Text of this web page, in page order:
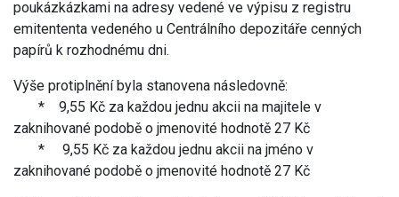
poukázkázkami na adresy vedené ve výpisu z registru
emitententa vedeného u Centrálního depozitáře cenných
papírů k rozhodnému dni.
Výše protiplnění byla stanovena následovně:
* 9,55 Kč za každou jednu akcii na majitele v
zaknihované podobě o jmenovité hodnotě 27 Kč
* 9,55 Kč za každou jednu akcii na jméno v
zaknihované podobě o jmenovité hodnotě 27 Kč